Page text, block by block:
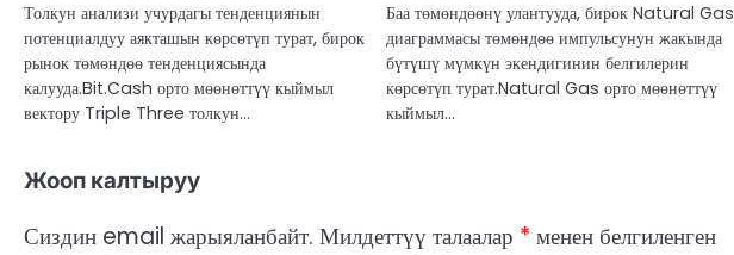
Толкун анализи учурдагы тенденциянын
потенциалдуу аякташын көрсөтүп турат, бирок
рынок төмөндөө тенденциясында
калууда.Bit.Cash орто мөөнөттүү кыймыл
вектору Triple Three толкун…
Баа төмөндөөнү улантууда, бирок Natural Gas
диаграммасы төмөндөө импульсунун жакында
бүтүшү мүмкүн экендигинин белгилерин
көрсөтүп турат.Natural Gas орто мөөнөттүү
кыймыл…
Жооп калтыруу
Сиздин email жарыяланбайт. Милдеттүү талаалар * менен белгиленген